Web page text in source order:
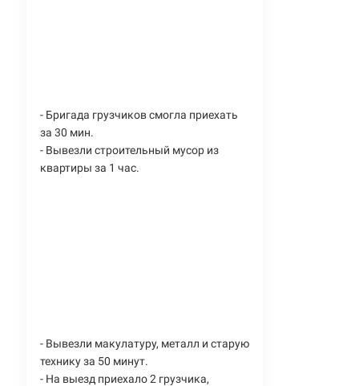
- Бригада грузчиков смогла приехать
за 30 мин.
- Вывезли строительный мусор из
квартиры за 1 час.
- Вывезли макулатуру, металл и старую
технику за 50 минут.
- На выезд приехало 2 грузчика,